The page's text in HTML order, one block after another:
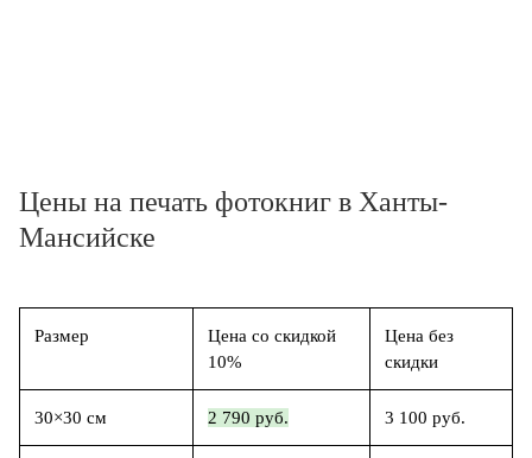
Цены на печать фотокниг в Ханты-
Мансийске
Размер
Цена со скидкой
10%
Цена без
скидки
30×30 см 2 790 руб. 3 100 руб.